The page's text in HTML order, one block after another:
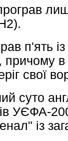
п'ять
в
свої
суто
УЄФА-
із